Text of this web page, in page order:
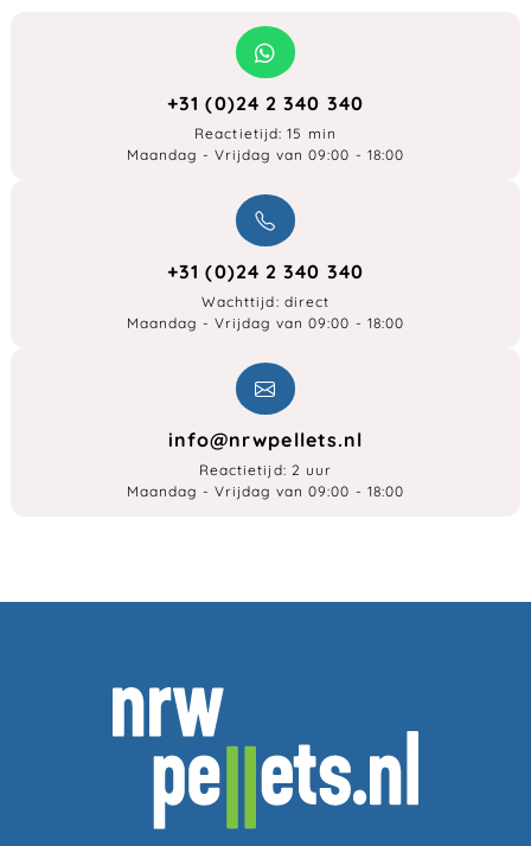
+31 (0)24 2 340 340
Reactietijd: 15 min
Maandag - Vrijdag van 09:00 - 18:00
+31 (0)24 2 340 340
Wachttijd: direct
Maandag - Vrijdag van 09:00 - 18:00
info@nrwpellets.nl
Reactietijd: 2 uur
Maandag - Vrijdag van 09:00 - 18:00